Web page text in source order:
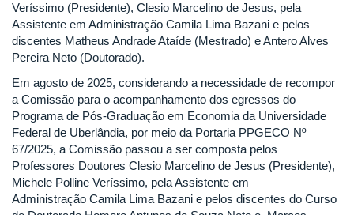
Veríssimo (Presidente), Clesio Marcelino de Jesus, pela
Assistente em Administração Camila Lima Bazani e pelos
discentes Matheus Andrade Ataíde (Mestrado) e Antero Alves
Pereira Neto (Doutorado).
Em agosto de 2025, considerando a necessidade de recompor
a Comissão para o acompanhamento dos egressos do
Programa de Pós-Graduação em Economia da Universidade
Federal de Uberlândia, por meio da Portaria PPGECO Nº
67/2025, a Comissão passou a ser composta pelos
Professores Doutores Clesio Marcelino de Jesus (Presidente),
Michele Polline Veríssimo, pela Assistente em
Administração Camila Lima Bazani e pelos discentes do Curso